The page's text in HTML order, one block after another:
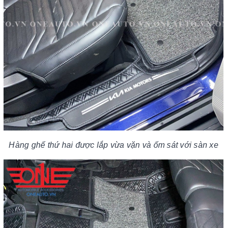
Hàng ghế thứ hai được lắp vừa vặn và ốm sát với sàn xe